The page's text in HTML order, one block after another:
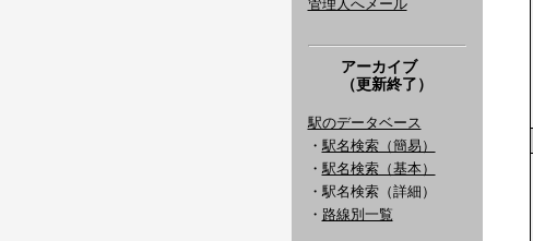
管理人へメール
アーカイブ
（更新終了）
駅のデータベース
・ 駅名検索（簡易）
・ 駅名検索（基本）
・駅名検索（詳細）
・ 路線別一覧